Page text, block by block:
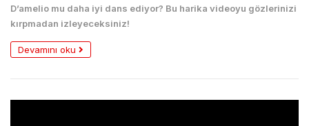
D’amelio mu daha iyi dans ediyor? Bu harika videoyu gözlerinizi
kırpmadan izleyeceksiniz!
Devamını oku